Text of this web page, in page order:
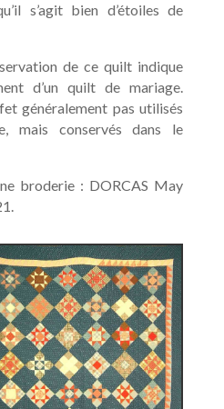
s’agit bien d’étoiles de
de ce quilt indique
d’un quilt de mariage.
généralement pas utilisés
mais conservés dans le
broderie : DORCAS May